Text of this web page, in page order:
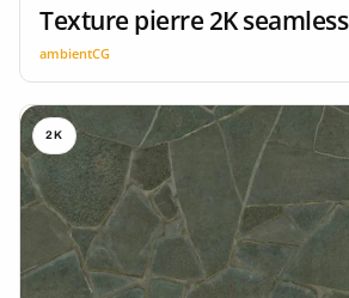
Texture pierre 2K seamless
ambientCG
2K